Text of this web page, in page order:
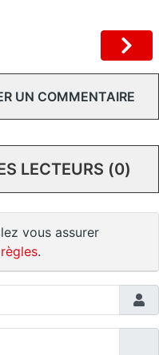
UN COMMENTAIRE
LECTEURS (0)
vous assurer
.